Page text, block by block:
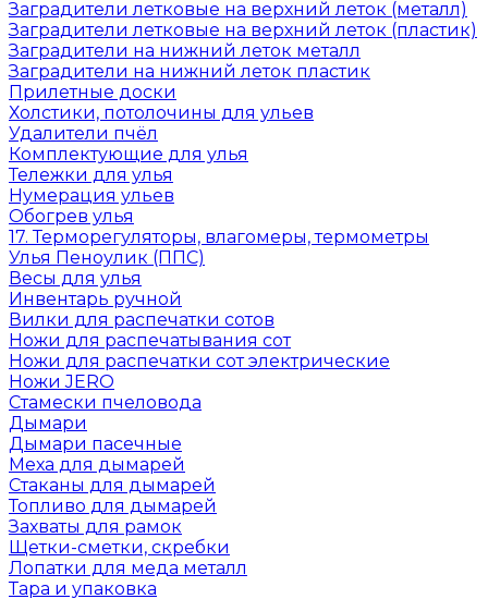
Заградители летковые на верхний леток (металл)
Заградители летковые на верхний леток (пластик)
Заградители на нижний леток металл
Заградители на нижний леток пластик
Прилетные доски
Холстики, потолочины для ульев
Удалители пчёл
Комплектующие для улья
Тележки для улья
Нумерация ульев
Обогрев улья
17. Терморегуляторы, влагомеры, термометры
Улья Пеноулик (ППС)
Весы для улья
Инвентарь ручной
Вилки для распечатки сотов
Ножи для распечатывания сот
Ножи для распечатки сот электрические
Ножи JERO
Стамески пчеловода
Дымари
Дымари пасечные
Меха для дымарей
Стаканы для дымарей
Топливо для дымарей
Захваты для рамок
Щетки-сметки, скребки
Лопатки для меда металл
Тара и упаковка